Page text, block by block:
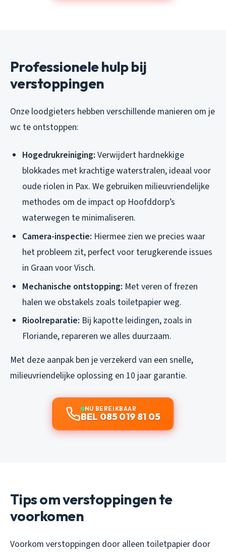
Professionele hulp bij
verstoppingen
Onze loodgieters hebben verschillende manieren om je
wc te ontstoppen:
Hogedrukreiniging: Verwijdert hardnekkige
blokkades met krachtige waterstralen, ideaal voor
oude riolen in Pax. We gebruiken milieuvriendelijke
methodes om de impact op Hoofddorp’s
waterwegen te minimaliseren.
Camera-inspectie: Hiermee zien we precies waar
het probleem zit, perfect voor terugkerende issues
in Graan voor Visch.
Mechanische ontstopping: Met veren of frezen
halen we obstakels zoals toiletpapier weg.
Rioolreparatie: Bij kapotte leidingen, zoals in
Floriande, repareren we alles duurzaam.
Met deze aanpak ben je verzekerd van een snelle,
milieuvriendelijke oplossing en 10 jaar garantie.
NU BEREIKBAAR
BEL 085 019 81 05
Tips om verstoppingen te
voorkomen
Voorkom verstoppingen door alleen toiletpapier door